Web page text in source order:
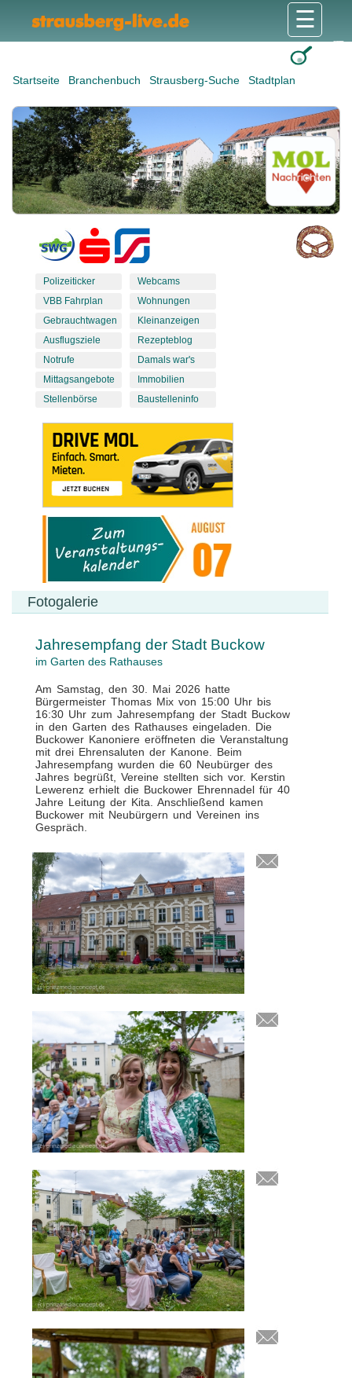
Startseite Branchenbuch Strausberg-Suche Stadtplan
☰
Polizeiticker
VBB Fahrplan
Gebrauchtwagen
Ausflugsziele
Notrufe
Mittagsangebote
Stellenbörse
Webcams
Wohnungen
Kleinanzeigen
Rezepteblog
Damals war's
Immobilien
Baustelleninfo
Fotogalerie
Jahresempfang der Stadt Buckow
im Garten des Rathauses
Am Samstag, den 30. Mai 2026 hatte
Bürgermeister Thomas Mix von 15:00 Uhr bis
16:30 Uhr zum Jahresempfang der Stadt Buckow
in den Garten des Rathauses eingeladen. Die
Buckower Kanoniere eröffneten die Veranstaltung
mit drei Ehrensaluten der Kanone. Beim
Jahresempfang wurden die 60 Neubürger des
Jahres begrüßt, Vereine stellten sich vor. Kerstin
Lewerenz erhielt die Buckower Ehrennadel für 40
Jahre Leitung der Kita. Anschließend kamen
Buckower mit Neubürgern und Vereinen ins
Gespräch.